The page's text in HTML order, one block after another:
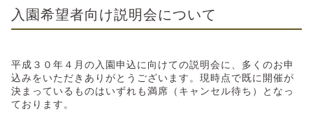
入園希望者向け説明会について
平成３０年４月の入園申込に向けての説明会に、多くのお申
込みをいただきありがとうございます。現時点で既に開催が
決まっているものはいずれも満席（キャンセル待ち）となっ
ております。